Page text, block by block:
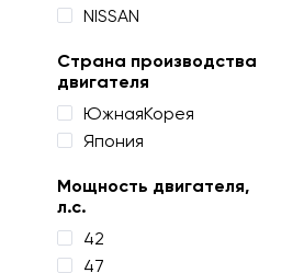
NISSAN
Страна производства
двигателя
ЮжнаяКорея
Япония
Мощность двигателя,
л.с.
42
47